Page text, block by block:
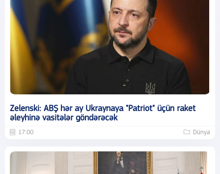
Zelenski: ABŞ hər ay Ukraynaya "Patriot" üçün raket
əleyhinə vasitələr göndərəcək
17:00 Dünya